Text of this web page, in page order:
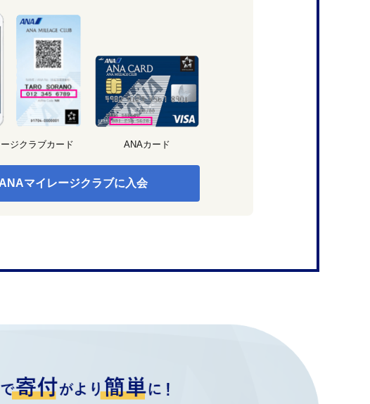
ジクラブカード ANAカード
ANAマイレージクラブに入会